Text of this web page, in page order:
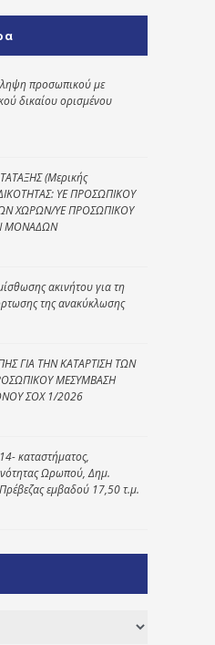
προσωπικού με
δικαίου ορισμένου
(Μερικής
ΥΕ ΠΡΟΣΩΠΙΚΟΥ
ΧΩΡΩΝ/ΥΕ ΠΡΟΣΩΠΙΚΟΥ
ΜΟΝΑΔΩΝ
ακινήτου για τη
της ανακύκλωσης
ΓΙΑ ΤΗΝ ΚΑΤΑΡΤΙΣΗ ΤΩΝ
ΜΕΣΥΜΒΑΣΗ
ΣΟΧ 1/2026
καταστήματος,
Ωρωπού, Δημ.
εμβαδού 17,50 τ.μ.